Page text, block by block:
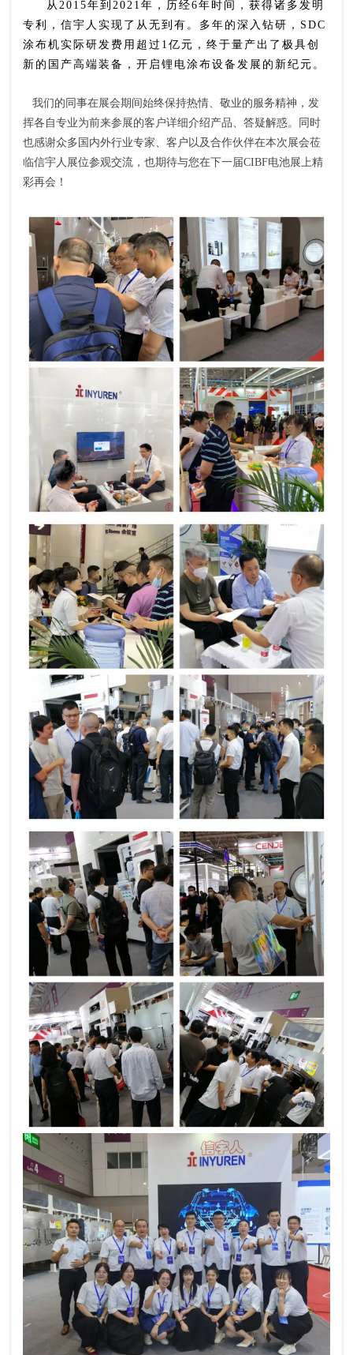
从2015年到2021年，历经6年时间，获得诸多发明
专利，信宇人实现了从无到有。多年的深入钻研，SDC
涂布机实际研发费用超过1亿元，终于量产出了极具创
新的国产高端装备，开启锂电涂布设备发展的新纪元。
我们的同事在展会期间始终保持热情、敬业的服务精神，发
挥各自专业为前来参展的客户详细介绍产品、答疑解惑。同时
也感谢众多国内外行业专家、客户以及合作伙伴在本次展会莅
临信宇人展位参观交流，也期待与您在下一届CIBF电池展上精
彩再会！